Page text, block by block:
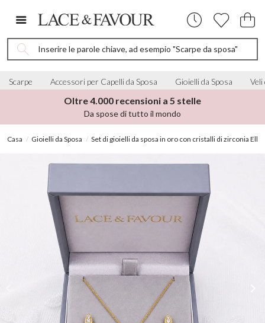
Inserire le parole chiave, ad esempio "Scarpe da sposa"
Scarpe Accessori per Capelli da Sposa Gioielli da Sposa Veli
Oltre 4.000 recensioni a 5 stelle
Da spose di tutto il mondo
Casa Gioielli da Sposa Set di gioielli da sposa in oro con cristalli di zirconia Ellie